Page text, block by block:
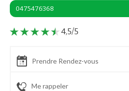
0475476368
4,5/5
Prendre Rendez-vous
Me rappeler